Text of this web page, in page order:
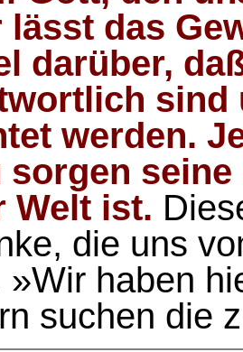
lässt das
darüber,
sind
werden.
sorgen
Welt ist.
die uns
»Wir haben
suchen die